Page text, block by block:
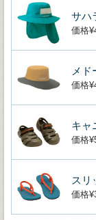
サハ
価格
メ
価格
キャ
価格
スリ
価格